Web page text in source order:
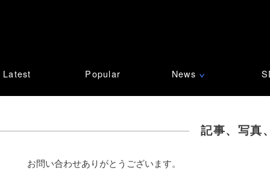
Latest Popular News ∨
記事、写真
お問い合わせありがとうございます。